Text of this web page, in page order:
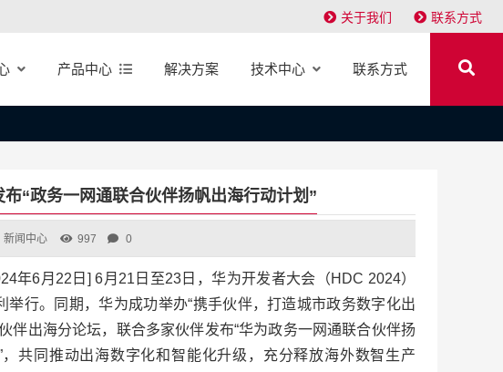
关于我们 联系方式
产品中心 解决方案 技术中心 联系方式
“政务一网通联合伙伴扬帆出海行动计划”
新闻中心 997 0
年6月22日] 6月21日至23日，华为开发者大会（HDC 2024）
举行。同期，华为成功举办“携手伙伴，打造城市政务数字化出
伴出海分论坛，联合多家伙伴发布“华为政务一网通联合伙伴扬
，共同推动出海数字化和智能化升级，充分释放海外数智生产